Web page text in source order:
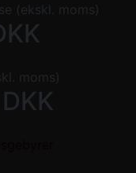
(ekskl. moms)
moms)
DKK